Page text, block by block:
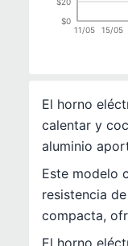
11/05 15/05
$0
El horno
calentar y
aluminio
Este modelo
resistencia
compacta,
El horno